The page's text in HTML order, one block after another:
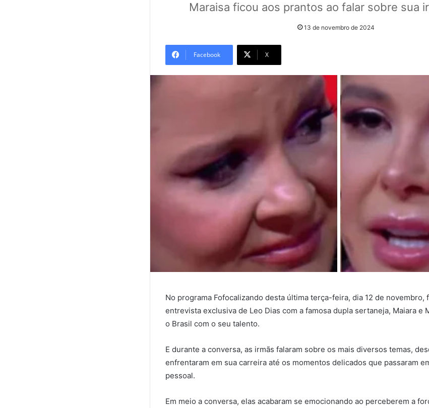
Maraisa ficou aos prantos ao falar sobre sua
13 de novembro de 2024
Facebook X
No programa Fofocalizando desta última terça-feira, dia 12 de novembro,
entrevista exclusiva de Leo Dias com a famosa dupla sertaneja, Maiara e
o Brasil com o seu talento.
E durante a conversa, as irmãs falaram sobre os mais diversos temas,
enfrentaram em sua carreira até os momentos delicados que passaram
pessoal.
Em meio a conversa, elas acabaram se emocionando ao perceberem a